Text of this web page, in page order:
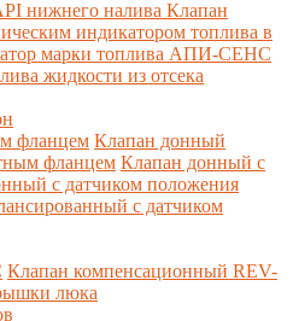
нижнего налива Клапан
индикатором топлива в
марки топлива АПИ-СЕНС
жидкости из отсека
фланцем Клапан донный
фланцем Клапан донный с
с датчиком положения
с датчиком
Клапан компенсационный REV-
люка